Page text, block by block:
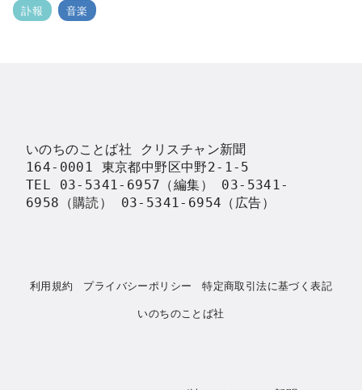
訃報
音楽
いのちのことば社 クリスチャン新聞
164-0001 東京都中野区中野2-1-5
TEL 03-5341-6957（編集） 03-5341-
6958（購読） 03-5341-6954（広告）
利用規約 プライバシーポリシー
特定商取引法に基づく表記
いのちのことば社